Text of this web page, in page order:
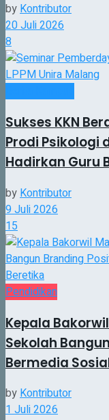
byKontributor
20 Juli 2026
8
Sukses KKN
Prodi Psikologi
Hadirkan Guru
byKontributor
9 Juli 2026
15
Pendidikan
Kepala
Sekolah
Bermedia
byKontributor
1 Juli 2026